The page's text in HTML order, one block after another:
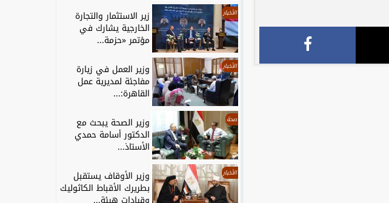
الأخبار زير الاستثمار والتجارة
الخارجية يشارك في
مؤتمر «حزمة...
الأخبار وزير العمل في زيارة
مفاجئة لمديرية عمل
القاهرة:...
صحة وزير الصحة يبحث مع
الدكتور أسامة حمدي
الأستاذ...
الأخبار وزير الأوقاف يستقبل
بطريرك الأقباط الكاثوليك